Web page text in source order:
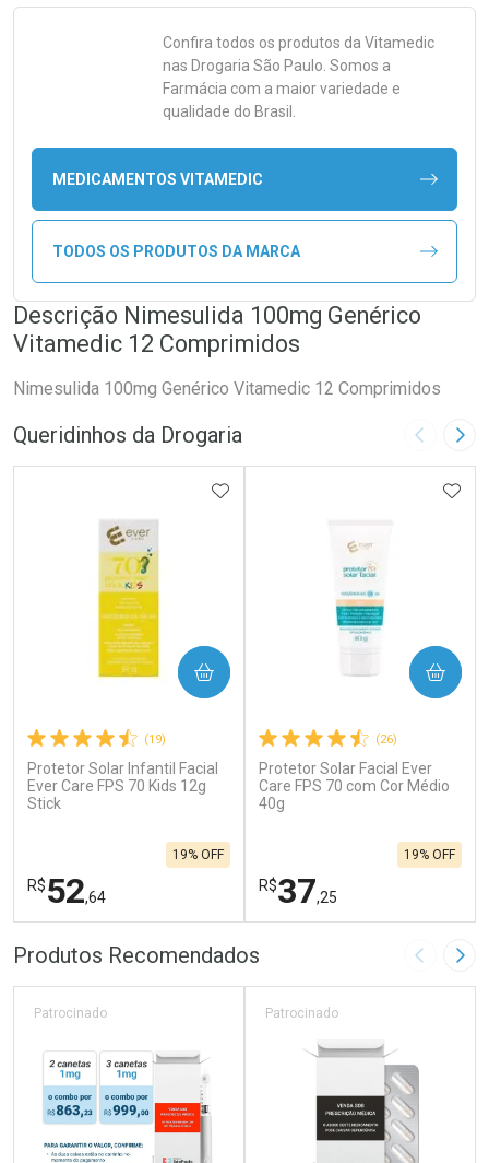
Confira todos os produtos da Vitamedic
nas Drogaria São Paulo. Somos a
Farmácia com a maior variedade e
qualidade do Brasil.
MEDICAMENTOS VITAMEDIC
TODOS OS PRODUTOS DA MARCA
Descrição Nimesulida 100mg Genérico
Vitamedic 12 Comprimidos
Nimesulida 100mg Genérico Vitamedic 12 Comprimidos
Queridinhos da Drogaria Imagem
(19)
Protetor Solar Infantil Facial
Ever Care FPS 70 Kids 12g
Stick
R$52,64
19% OFF
ADICIONAR AOS FAVORITOS
COMPRAR
FECHAR
Laboratório
FECHAR
Por Menos
(26)
Protetor Solar Facial Ever
Care FPS 70 com Cor Médio
40g
R$37,25
19% OFF
COMPRAR
Laboratório
Por Menos
Produtos Recomendados Imagem
Patrocinado Patrocinado